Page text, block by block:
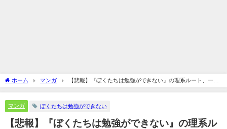
ホーム マンガ
【悲報】『ぼくたちは勉強ができない』の理系ルート、一向
に面白くなりそうもないまま終わりそう…
マンガ ぼくたちは勉強ができない
【悲報】『ぼくたちは勉強ができない』の理系ル